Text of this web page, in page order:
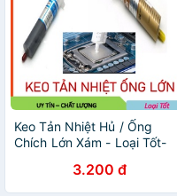
Keo Tản Nhiệt Hủ / Ống
Chích Lớn Xám - Loại Tốt-
hoạt động hiệu quả
3.200 đ